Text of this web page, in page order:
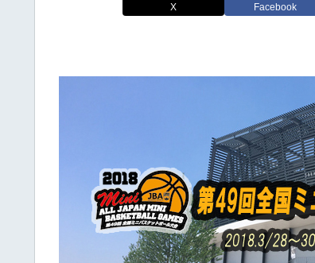
X Facebook